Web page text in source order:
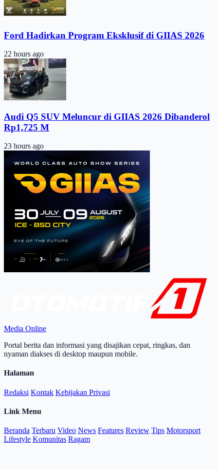
Ford Hadirkan Program Eksklusif di GIIAS 2026
22 hours ago
Audi Q5 SUV Meluncur di GIIAS 2026 Dibanderol
Rp1,725 M
23 hours ago
Media Online
Portal berita dan informasi yang disajikan cepat, ringkas, dan
nyaman diakses di desktop maupun mobile.
Halaman
Redaksi Kontak Kebijakan Privasi
Link Menu
Beranda Terbaru Video News Features Review Tips Motorsport
Lifestyle Komunitas Ragam